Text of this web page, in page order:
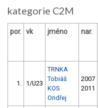
kategorie C2M
por. vk jméno nar.
1. 1/U23
TRNKA
Tobiáš
KOS
Ondřej
2007
2011